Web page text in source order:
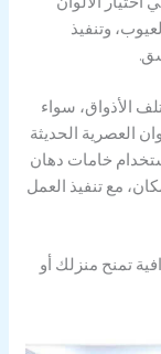
وتنفيذ
الأذواق، سواء
العصرية الحديثة
خامات دهان
مع تنفيذ العمل
تمنح منزلك أو